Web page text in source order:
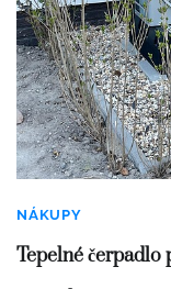
NÁKUPY
Tepelné čerpadlo